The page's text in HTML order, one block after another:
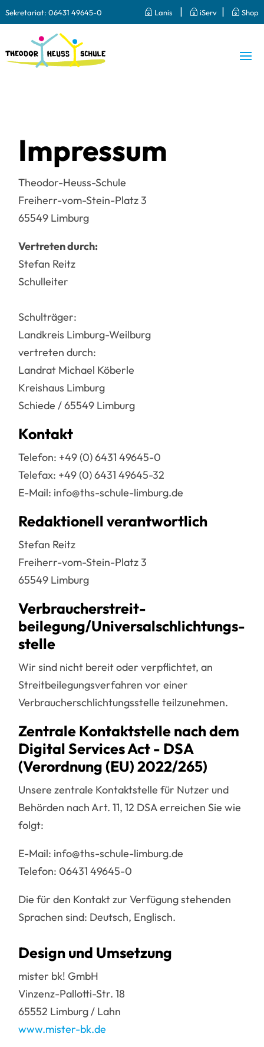
Sekretariat: 06431 49645-0 ~ Lanis | ~ iServ | ~ Shop
Impressum
Theodor-Heuss-Schule
Freiherr-vom-Stein-Platz 3
65549 Limburg
Vertreten durch:
Stefan Reitz
Schulleiter
Schulträger:
Landkreis Limburg-Weilburg
vertreten durch:
Landrat Michael Köberle
Kreishaus Limburg
Schiede / 65549 Limburg
Kontakt
Telefon: +49 (0) 6431 49645-0
Telefax: +49 (0) 6431 49645-32
E-Mail: info@ths-schule-limburg.de
Redaktionell verantwortlich
Stefan Reitz
Freiherr-vom-Stein-Platz 3
65549 Limburg
Verbraucher­streit­
beilegung/Universal­schlichtungs­
stelle
Wir sind nicht bereit oder verpflichtet, an
Streitbeilegungsverfahren vor einer
Verbraucherschlichtungsstelle teilzunehmen.
Zentrale Kontaktstelle nach dem
Digital Services Act - DSA
(Verordnung (EU) 2022/265)
Unsere zentrale Kontaktstelle für Nutzer und
Behörden nach Art. 11, 12 DSA erreichen Sie wie
folgt:
E-Mail: info@ths-schule-limburg.de
Telefon: 06431 49645-0
Die für den Kontakt zur Verfügung stehenden
Sprachen sind: Deutsch, Englisch.
Design und Umsetzung
mister bk! GmbH
Vinzenz-Pallotti-Str. 18
65552 Limburg / Lahn
www.mister-bk.de